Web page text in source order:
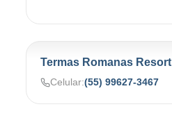
Termas Romanas Resort
Celular:(55) 99627-3467